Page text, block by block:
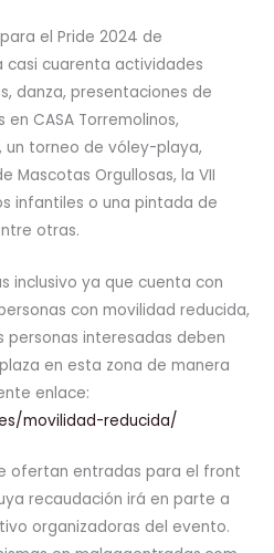
el Pride 2024 de
casi cuarenta actividades
danza, presentaciones de
CASA Torremolinos,
un torneo de vóley-playa,
Mascotas Orgullosas, la VII
infantiles o una pintada de
otras.
inclusivo ya que cuenta con
con movilidad reducida,
personas interesadas deben
en esta zona de manera
enlace:
movilidad-reducida/
ofertan entradas para el front
recaudación irá en parte a
organizadoras del evento.